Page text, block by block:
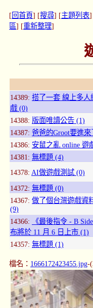
[ 回首頁] [搜尋] [主題列表]
區] [重新整理]
14389: 搭了一套 線上多人
戲 (0)
14388: 版面唯讀公告 (1)
14387: 爸爸的Groot要進來
14386: 安鼠之亂 online 遊
14381: 無標題 (4)
14378: AI做遊戲測試 (0)
14372: 無標題 (0)
14367: 做了個台灣遊戲資
(9)
14366:
《最後指令 - B
布將於 11 月 6 日上市 (1)
14357: 無標題 (1)
檔名： 1666172423455.jpg-